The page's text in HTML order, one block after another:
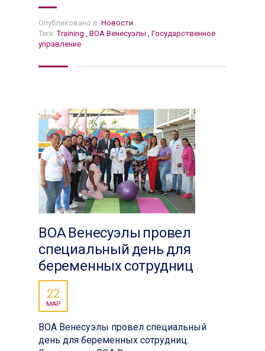
Опубликовано в: Новости
Теги:Training ВОА Венесуэлы
Государственное
управление
ВОА Венесуэлы провел
специальный день для
беременных сотрудниц
22
МАР
ВОА Венесуэлы провел специальный
день для беременных сотрудниц.